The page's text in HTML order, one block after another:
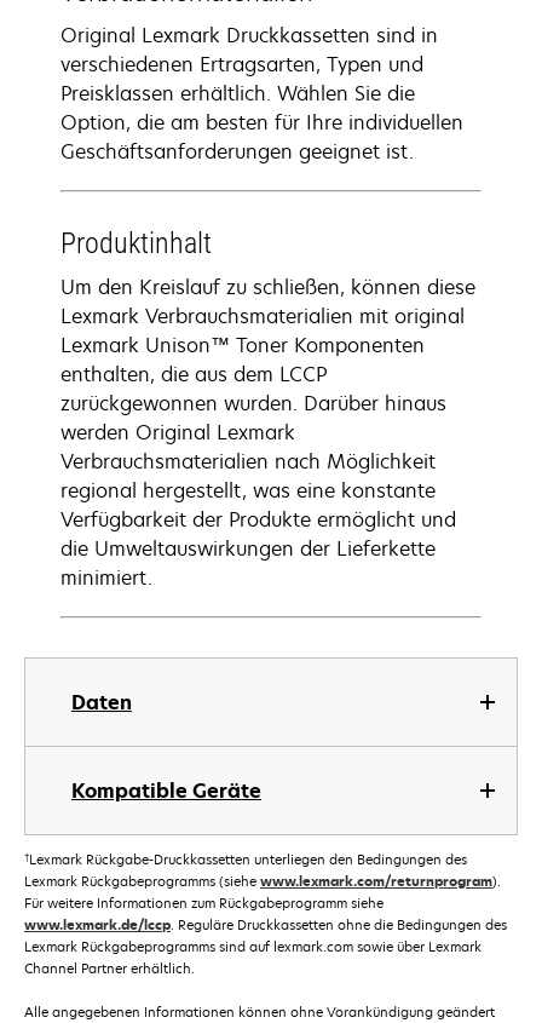
Daten
Kompatible Geräte
Original Lexmark Druckkassetten sind in
verschiedenen Ertragsarten, Typen und
Preisklassen erhältlich. Wählen Sie die
Option, die am besten für Ihre individuellen
Geschäftsanforderungen geeignet ist.
Produktinhalt
Um den Kreislauf zu schließen, können diese
Lexmark Verbrauchsmaterialien mit original
Lexmark Unison™ Toner Komponenten
enthalten, die aus dem LCCP
zurückgewonnen wurden. Darüber hinaus
werden Original Lexmark
Verbrauchsmaterialien nach Möglichkeit
regional hergestellt, was eine konstante
Verfügbarkeit der Produkte ermöglicht und
die Umweltauswirkungen der Lieferkette
minimiert.
†Lexmark Rückgabe-Druckkassetten unterliegen den Bedingungen des
Lexmark Rückgabeprogramms (siehe www.lexmark.com/returnprogram).
Für weitere Informationen zum Rückgabeprogramm siehe
www.lexmark.de/lccp. Reguläre Druckkassetten ohne die Bedingungen des
Lexmark Rückgabeprogramms sind auf lexmark.com sowie über Lexmark
Channel Partner erhältlich.
Alle angegebenen Informationen können ohne Vorankündigung geändert